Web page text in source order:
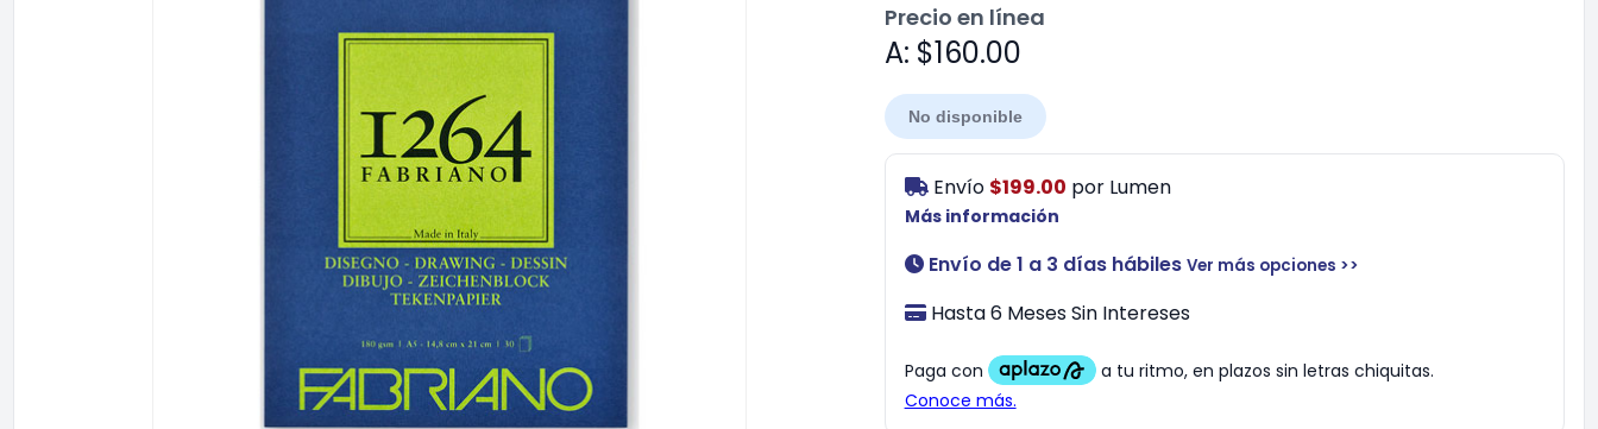
Precio en línea
A: $160.00
No disponible
Envío $199.00 por Lumen
Más información
Envío de 1 a 3 días hábiles Ver más opciones >>
Hasta 6 Meses Sin Intereses